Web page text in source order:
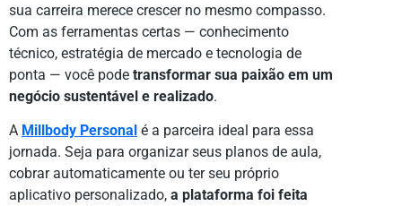
sua carreira merece crescer no mesmo compasso.
Com as ferramentas certas — conhecimento
técnico, estratégia de mercado e tecnologia de
ponta — você pode transformar sua paixão em um
negócio sustentável e realizado.
A Millbody Personal é a parceira ideal para essa
jornada. Seja para organizar seus planos de aula,
cobrar automaticamente ou ter seu próprio
aplicativo personalizado, a plataforma foi feita